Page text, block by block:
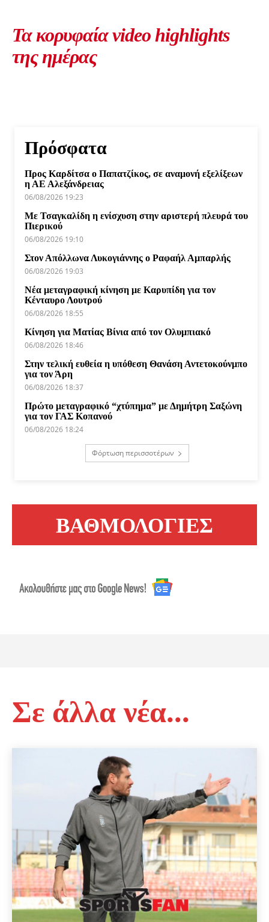
Τα κορυφαία video highlights
της ημέρας
Πρόσφατα
Προς Καρδίτσα ο Παπατζίκος, σε αναμονή εξελίξεων
η ΑΕ Αλεξάνδρειας
06/08/2026 19:23
Με Τσαγκαλίδη η ενίσχυση στην αριστερή πλευρά του
Πιερικού
06/08/2026 19:10
Στον Απόλλωνα Λυκογιάννης ο Ραφαήλ Αμπαρλής
06/08/2026 19:03
Νέα μεταγραφική κίνηση με Καρυπίδη για τον
Κένταυρο Λουτρού
06/08/2026 18:55
Κίνηση για Ματίας Βίνια από τον Ολυμπιακό
06/08/2026 18:46
Στην τελική ευθεία η υπόθεση Θανάση Αντετοκούνμπο
για τον Άρη
06/08/2026 18:37
Πρώτο μεταγραφικό “χτύπημα” με Δημήτρη Σαξώνη
για τον ΓΑΣ Κοπανού
06/08/2026 18:24
Φόρτωση περισσοτέρων
ΒΑΘΜΟΛΟΓΙΕΣ
Σε άλλα νέα...